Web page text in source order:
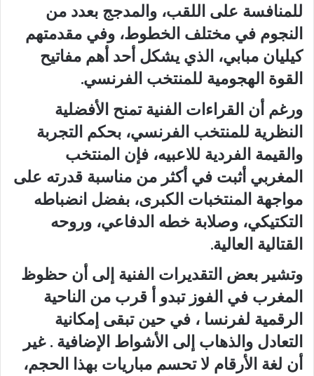
للمنافسة على اللقب، والمدجج بعدد من
النجوم في مختلف الخطوط، وفي مقدمتهم
كيليان مبابي، الذي يشكل أحد أهم مفاتيح
القوة الهجومية للمنتخب الفرنسي.
ورغم أن القراءات الفنية تمنح الأفضلية
النظرية للمنتخب الفرنسي، بحكم التجربة
والقيمة الفردية للاعبيه، فإن المنتخب
المغربي أثبت في أكثر من مناسبة قدرته على
مواجهة المنتخبات الكبرى، بفضل انضباطه
التكتيكي، وصلابة خطه الدفاعي، وروحه
القتالية العالية.
وتشير بعض التقديرات الفنية إلى أن حظوظ
لمغرب في الفوز تبدو أ قرب من الناحية
الرقمية لفرنسا ، في حين تبقى إمكانية
التعادل والذهاب إلى الأشواط الإضافية .غير
أن لغة الأرقام لا تحسم مباريات بهذا الحجم،